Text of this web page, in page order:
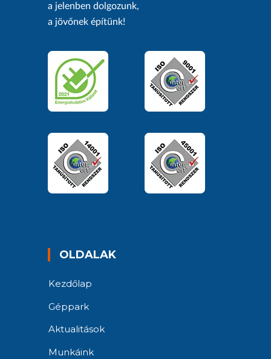
a jelenben dolgozunk,
a jövőnek építünk!
OLDALAK
Kezdőlap
Géppark
Aktualitások
Munkáink